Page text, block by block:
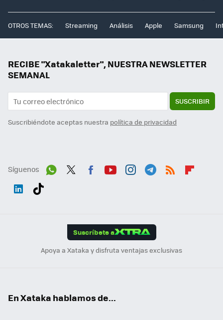
OTROS TEMAS: Streaming Análisis Apple Samsung
RECIBE "Xatakaletter", NUESTRA NEWSLETTER
SEMANAL
SUSCRIBIR
Suscribiéndote aceptas nuestra política de privacidad
Síguenos
Suscríbete a
Apoya a Xataka y disfruta ventajas exclusivas
En Xataka hablamos de...